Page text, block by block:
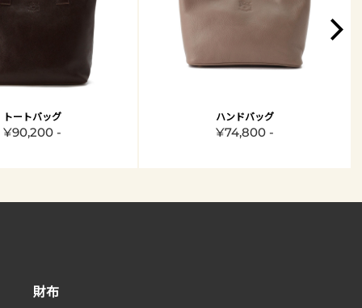
トートバッグ
¥90,200 -
ハンドバッグ
¥74,800 -
財布